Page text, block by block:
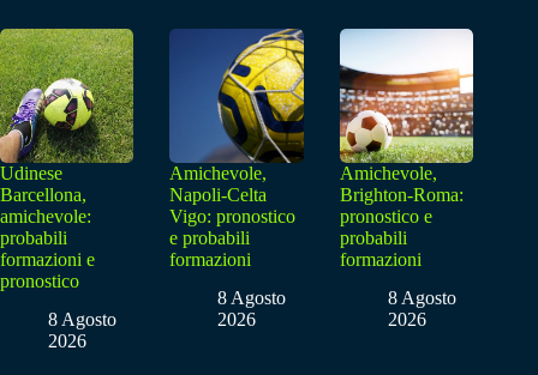
Udinese
Barcellona,
amichevole:
probabili
formazioni e
pronostico
8 Agosto
2026
Amichevole,
Napoli-Celta
Vigo: pronostico
e probabili
formazioni
8 Agosto
2026
Amichevole,
Brighton-Roma:
pronostico e
probabili
formazioni
8 Agosto
2026